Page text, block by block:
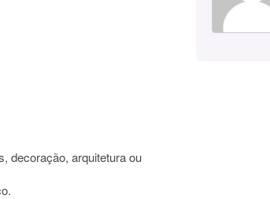
decoração, arquitetura ou